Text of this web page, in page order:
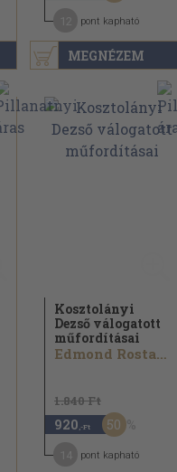
MEGNÉZEM
pont kapható
Kosztolányi
Dezső válogatott
műfordításai
Edmond Rostand...
1.840 Ft
920 ,-Ft 50
pont kapható